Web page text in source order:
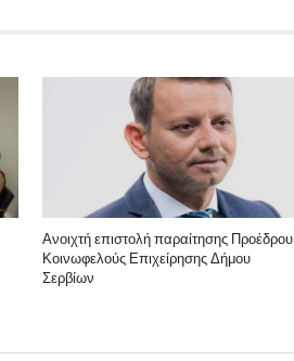
Ανοιχτή επιστολή παραίτησης Προέδρου
Κοινωφελούς Επιχείρησης Δήμου
Σερβίων